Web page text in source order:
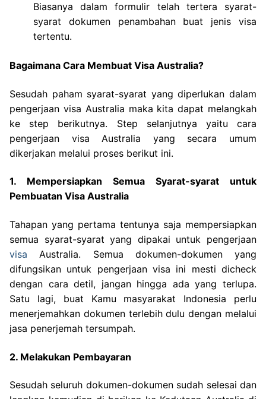
Biasanya dalam formulir telah tertera syarat-
syarat dokumen penambahan buat jenis visa
tertentu.
Bagaimana Cara Membuat Visa Australia?
Sesudah paham syarat-syarat yang diperlukan dalam
pengerjaan visa Australia maka kita dapat melangkah
ke step berikutnya. Step selanjutnya yaitu cara
pengerjaan visa Australia yang secara umum
dikerjakan melalui proses berikut ini.
1. Mempersiapkan Semua Syarat-syarat untuk
Pembuatan Visa Australia
Tahapan yang pertama tentunya saja mempersiapkan
semua syarat-syarat yang dipakai untuk pengerjaan
visa Australia. Semua dokumen-dokumen yang
difungsikan untuk pengerjaan visa ini mesti dicheck
dengan cara detil, jangan hingga ada yang terlupa.
Satu lagi, buat Kamu masyarakat Indonesia perlu
menerjemahkan dokumen terlebih dulu dengan melalui
jasa penerjemah tersumpah.
2. Melakukan Pembayaran
Sesudah seluruh dokumen-dokumen sudah selesai dan